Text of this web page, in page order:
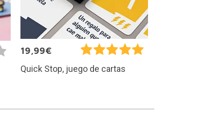
19,99€
Quick Stop, juego de cartas